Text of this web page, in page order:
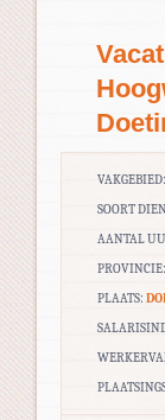
VAKGEBIED:
SOORT
AANTAL
PROVINCIE:
PLAATS: